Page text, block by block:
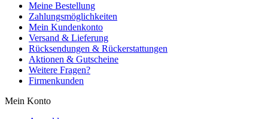
Meine Bestellung
Zahlungsmöglichkeiten
Mein Kundenkonto
Versand & Lieferung
Rücksendungen & Rückerstattungen
Aktionen & Gutscheine
Weitere Fragen?
Firmenkunden
Mein Konto